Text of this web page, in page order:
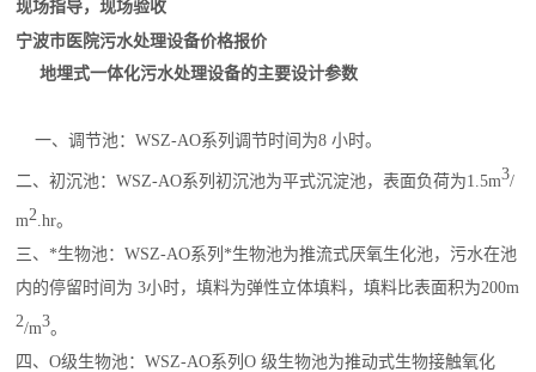
现场指导，现场验收
宁波市医院污水处理设备价格报价
地埋式一体化污水处理设备的主要设计参数
一、调节池：WSZ-AO系列调节时间为8 小时。
二、初沉池：WSZ-AO系列初沉池为平式沉淀池，表面负荷为1.5m3/
m2.hr。
三、*生物池：WSZ-AO系列*生物池为推流式厌氧生化池，污水在池
内的停留时间为 3小时，填料为弹性立体填料，填料比表面积为200m
2/m3。
四、O级生物池：WSZ-AO系列O 级生物池为推动式生物接触氧化